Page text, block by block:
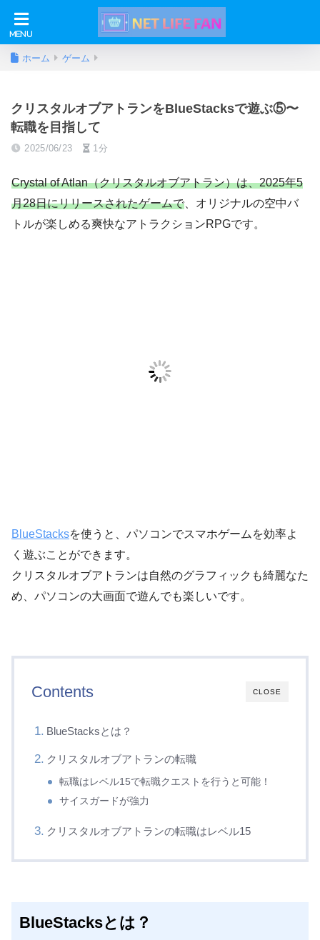
ホーム ゲーム
クリスタルオブアトランをBlueStacksで遊ぶ⑤〜
転職を目指して
2025/06/23 1分
Crystal of Atlan（クリスタルオブアトラン）は、2025年5
月28日にリリースされたゲームで 、オリジナルの空中バ
トルが楽しめる爽快なアトラクションRPGです。
BlueStacksを使うと、パソコンでスマホゲームを効率よ
く遊ぶことができます。
クリスタルオブアトランは自然のグラフィックも綺麗なた
め、パソコンの大画面で遊んでも楽しいです。
CLOSE
Contents
BlueStacksとは？
クリスタルオブアトランの転職
転職はレベル15で転職クエストを行うと可能！
サイスガードが強力
クリスタルオブアトランの転職はレベル15
BlueStacksとは？